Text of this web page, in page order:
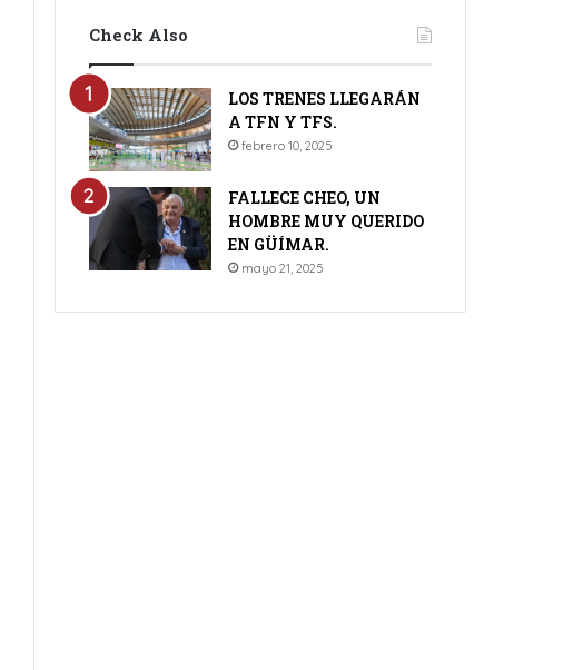
Check Also
LOS TRENES LLEGARÁN
A TFN Y TFS.
febrero 10, 2025
FALLECE CHEO, UN
HOMBRE MUY QUERIDO
EN GÜÍMAR.
mayo 21, 2025